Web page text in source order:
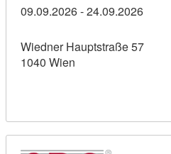
09.09.2026 - 24.09.2026
Wiedner Hauptstraße 57
1040 Wien